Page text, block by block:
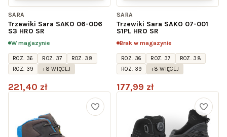
SARA
Trzewiki Sara SAKO 06-006
S3 HRO SR
W magazynie
ROZ. 36 ROZ. 37
ROZ. 38
ROZ. 39
+8 WIĘCEJ
221,40 zł
SARA
Trzewiki Sara SAKO 07-001
S1PL HRO SR
Brak w magazynie
ROZ. 36 ROZ. 37
ROZ. 38
ROZ. 39
+8 WIĘCEJ
177,99 zł